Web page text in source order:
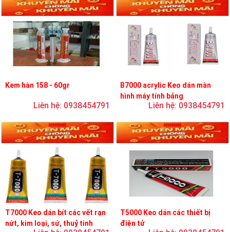
Kem hàn 158 - 60gr
Liên hệ: 0938454791
B7000 acrylic Keo dán màn
hình máy tính bảng
Liên hệ: 0938454791
T7000 Keo dán bít các vết rạn
nứt, kim loại, sứ, thuỷ tinh
T5000 Keo dán các thiết bị
điện tử